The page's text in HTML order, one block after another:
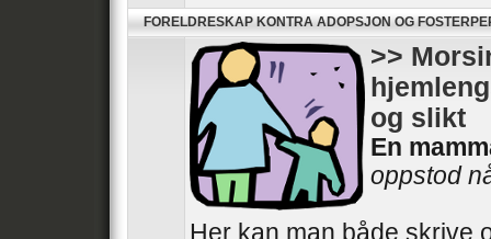
FORELDRESKAP KONTRA ADOPSJON OG
>>
og slikt
En
oppstod
Her kan man både skrive